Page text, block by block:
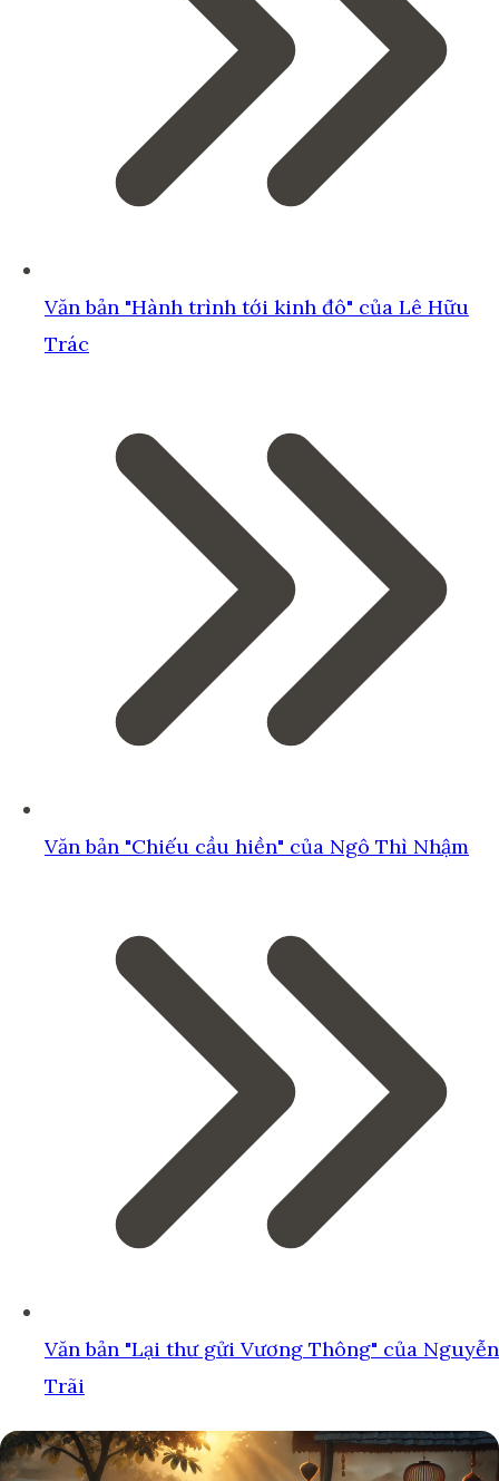
Văn bản "Hành trình tới kinh đô" của Lê Hữu
Trác
Văn bản "Chiếu cầu hiền" của Ngô Thì Nhậm
Văn bản "Lại thư gửi Vương Thông" của Nguyễn
Trãi